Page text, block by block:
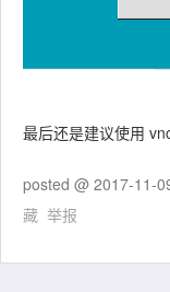
最后还是建议使用
posted @ 2017-11-
藏 举报